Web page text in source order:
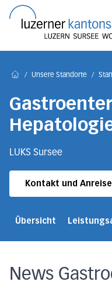
/ Unsere Standorte /
LUKS Sursee
Kontakt und Anreise
Übersicht
News